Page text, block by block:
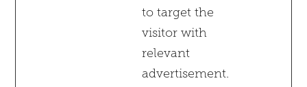
to target the
visitor with
relevant
advertisement.